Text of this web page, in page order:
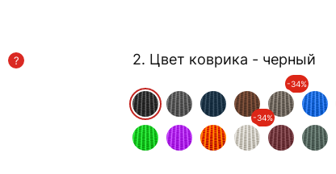
2. Цвет коврика - черный
-34%
-34%